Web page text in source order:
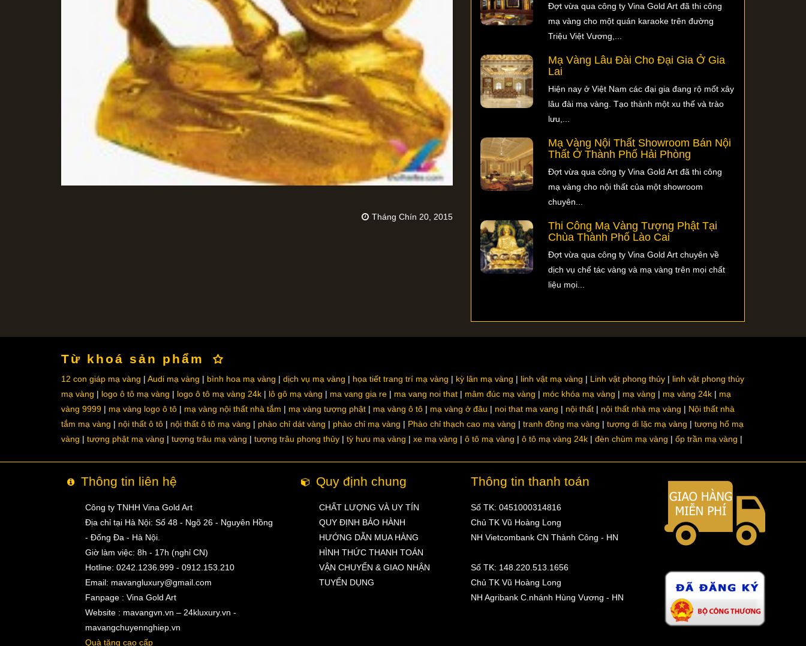
Tháng Chín 20, 2015
Đợt vừa qua công ty Vina Gold Art đã thi công
mạ vàng cho một quán karaoke trên đường
Triệu Việt Vương,...
Mạ Vàng Lâu Đài Cho Đại Gia Ở Gia
Lai
Hiện nay ở Việt Nam các đại gia đang rộ mốt xây
lâu đài mạ vàng. Tạo thành một xu thế và trào
lưu,...
Mạ Vàng Nội Thất Showroom Bán Nội
Thất Ở Thành Phố Hải Phòng
Đợt vừa qua công ty Vina Gold Art đã thi công
mạ vàng cho nội thất của một showroom
chuyên...
Thi Công Mạ Vàng Tượng Phật Tại
Chùa Thành Phố Lào Cai
Đợt vừa qua công ty Vina Gold Art chuyên về
dịch vụ chế tác vàng và mạ vàng trên mọi chất
liệu mọi...
Từ khoá sản phẩm
12 con giáp mạ vàng Audi mạ vàng bình hoa mạ vàng dịch vụ mạ vàng họa tiết trang trí mạ vàng kỳ lân mạ vàng linh vật mạ vàng Linh vật phong thủy
linh vật phong thủy
mạ vàng
logo ô tô mạ vàng logo ô tô mạ vàng 24k lô gô mạ vàng ma vang gia re ma vang noi that mâm đúc mạ vàng móc khóa mạ vàng mạ vàng mạ vàng 24k
mạ
vàng 9999
mạ vàng logo ô tô mạ vàng nội thất nhà tắm mạ vàng tượng phật mạ vàng ô tô mạ vàng ở đâu noi that ma vang nội thất nội thất nhà mạ vàng
Nội thất nhà
tắm mạ vàng
nội thất ô tô nội thất ô tô mạ vàng phào chỉ dát vàng phào chỉ mạ vàng Phào chỉ thạch cao mạ vàng tranh đồng mạ vàng tượng di lặc mạ vàng
tượng hổ mạ
vàng
tượng phật mạ vàng tượng trâu mạ vàng tượng trâu phong thủy tỳ hưu mạ vàng xe mạ vàng ô tô mạ vàng ô tô mạ vàng 24k đèn chùm mạ vàng ốp trần mạ vàng
Thông tin liên hệ
Công ty TNHH Vina Gold Art
Địa chỉ tại Hà Nội: Số 48 - Ngõ 26 - Nguyên Hồng
- Đống Đa - Hà Nội.
Giờ làm việc: 8h - 17h (nghỉ CN)
Hotline: 0242.1236.999 - 0912.153.210
Email: mavangluxury@gmail.com
Fanpage : Vina Gold Art
Website : mavangvn.vn – 24kluxury.vn -
mavangchuyennghiep.vn
Quà tặng cao cấp
Quy định chung
CHẤT LƯỢNG VÀ UY TÍN
QUY ĐỊNH BẢO HÀNH
HƯỚNG DẪN MUA HÀNG
HÌNH THỨC THANH TOÁN
VẬN CHUYỂN & GIAO NHẬN
TUYỂN DỤNG
Thông tin thanh toán
Số TK: 0451000314816
Chủ TK Vũ Hoàng Long
NH Vietcombank CN Thành Công - HN
Số TK: 148.220.513.1656
Chủ TK Vũ Hoàng Long
NH Agribank C.nhánh Hùng Vương - HN